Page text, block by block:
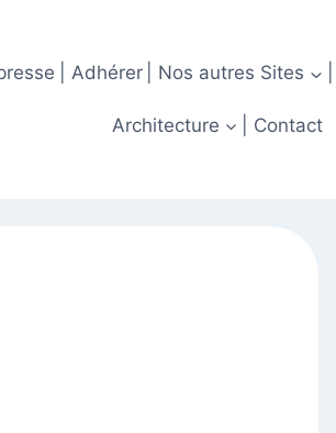
| Adhérer | Nos autres Sites
Architecture | Contact